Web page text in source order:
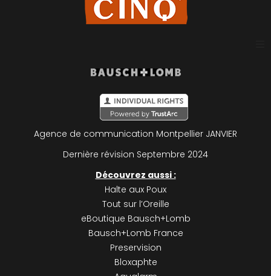
Plan du site
Mentions légales
Politique de confidentialité
Agence de communication Montpellier JANVIER
Dernière révision Septembre 2024
Découvrez aussi :
Halte aux Poux
Tout sur l’Oreille
eBoutique Bausch+Lomb
Bausch+Lomb France
Preservision
Bloxaphte